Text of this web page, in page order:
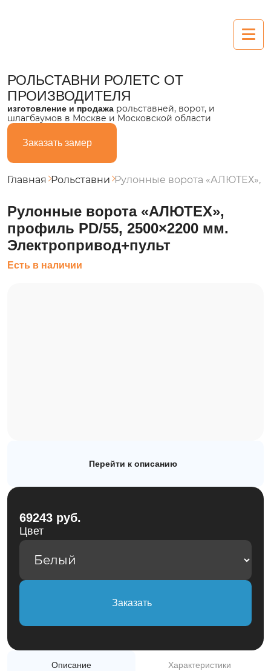
Алюминиевые
Пластиковые
Из поликарбоната
Секционные
Въездные
Контакты
sales@rollets.ru
Обратный звонок
РОЛЬСТАВНИ РОЛЕТС ОТ
ПРОИЗВОДИТЕЛЯ
изготовление и продажа рольставней, ворот, и
шлагбаумов в Москве и Московской области
Заказать замер
Главная Рольставни Рулонные ворота «АЛЮТЕХ»,
Рулонные ворота «АЛЮТЕХ»,
профиль PD/55, 2500×2200 мм.
Электропривод+пульт
Есть в наличии
Перейти к описанию
69243 руб.
Цвет
Заказать
Описание Характеристики